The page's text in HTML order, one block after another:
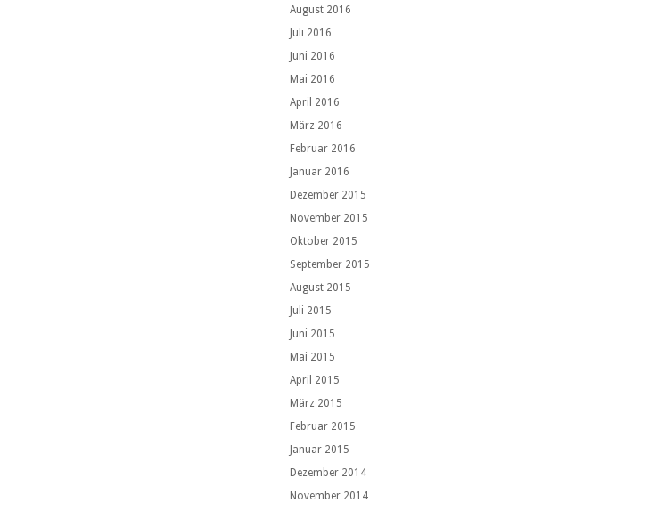
August 2016
Juli 2016
Juni 2016
Mai 2016
April 2016
März 2016
Februar 2016
Januar 2016
Dezember 2015
November 2015
Oktober 2015
September 2015
August 2015
Juli 2015
Juni 2015
Mai 2015
April 2015
März 2015
Februar 2015
Januar 2015
Dezember 2014
November 2014